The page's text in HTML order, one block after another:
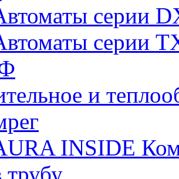
серии
серии
и
INSIDE
трубу